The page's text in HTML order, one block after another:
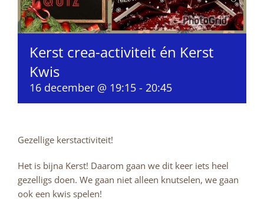
Kerst crea-activiteit én Kerst
Kwis
16 december @ 19:15 - 20:45
Gezellige kerstactiviteit!
Het is bijna Kerst! Daarom gaan we dit keer iets heel
gezelligs doen. We gaan niet alleen knutselen, we gaan
ook een kwis spelen!